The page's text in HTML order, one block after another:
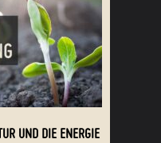
UND DIE ENERGIE